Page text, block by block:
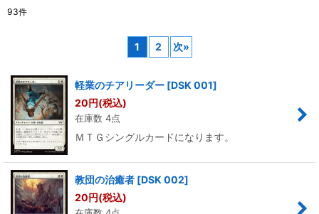
93件
1 2 次»
軽業のチアリーダー [DSK 001]
20円(税込)
在庫数 4点
ＭＴＧシングルカードになります。
教団の治癒者 [DSK 002]
20円(税込)